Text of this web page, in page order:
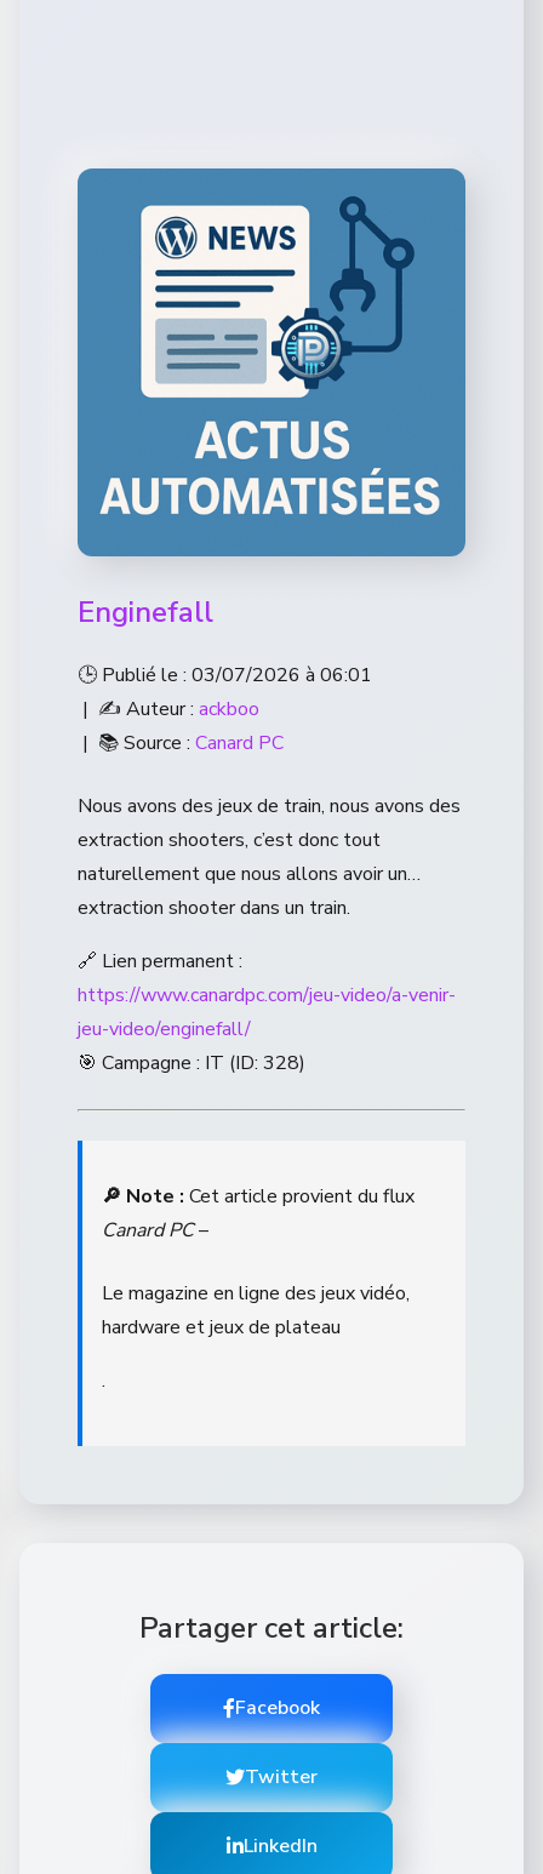
Enginefall
🕒 Publié le : 03/07/2026 à 06:01
| ✍️ Auteur : ackboo
| 📚 Source : Canard PC
Nous avons des jeux de train, nous avons des
extraction shooters, c’est donc tout
naturellement que nous allons avoir un…
extraction shooter dans un train.
🔗 Lien permanent :
https://www.canardpc.com/jeu-video/a-venir-
jeu-video/enginefall/
🎯 Campagne : IT (ID: 328)
🔎 Note : Cet article provient du flux
Canard PC–
Le magazine en ligne des jeux vidéo,
hardware et jeux de plateau
.
Partager cet article:
Facebook
Twitter
LinkedIn